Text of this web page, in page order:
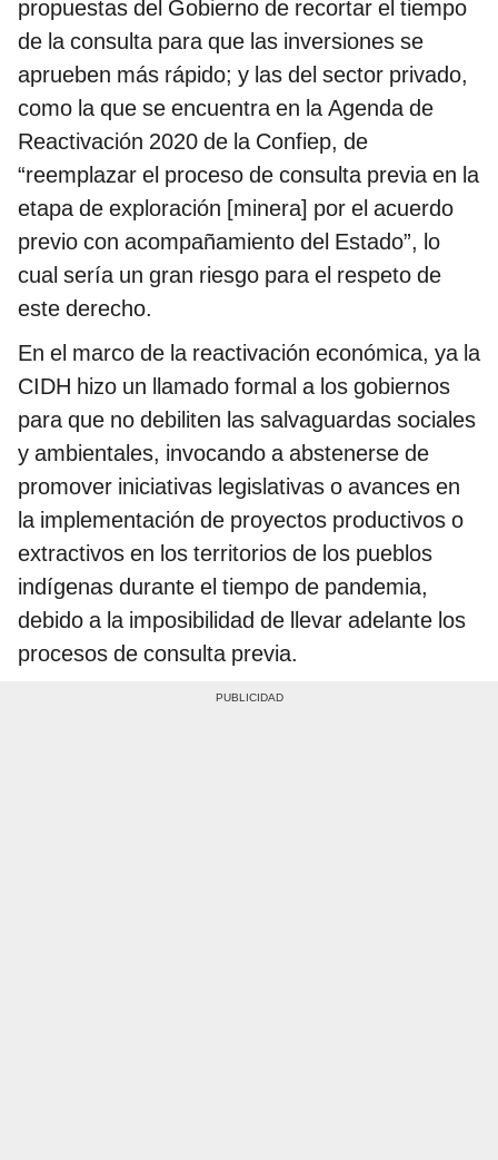
propuestas del Gobierno de recortar el tiempo
de la consulta para que las inversiones se
aprueben más rápido; y las del sector privado,
como la que se encuentra en la Agenda de
Reactivación 2020 de la Confiep, de
“reemplazar el proceso de consulta previa en la
etapa de exploración [minera] por el acuerdo
previo con acompañamiento del Estado”, lo
cual sería un gran riesgo para el respeto de
este derecho.
En el marco de la reactivación económica, ya la
CIDH hizo un llamado formal a los gobiernos
para que no debiliten las salvaguardas sociales
y ambientales, invocando a abstenerse de
promover iniciativas legislativas o avances en
la implementación de proyectos productivos o
extractivos en los territorios de los pueblos
indígenas durante el tiempo de pandemia,
debido a la imposibilidad de llevar adelante los
procesos de consulta previa.